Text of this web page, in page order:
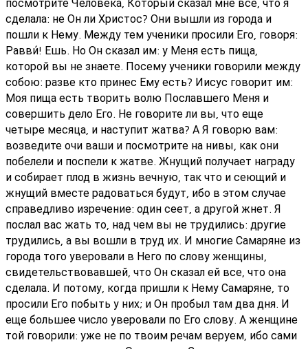
сделала: не Он ли Христос? Они вышли из города и
пошли к Нему. Между тем ученики просили Его, говоря:
Равви́! Ешь. Но Он сказал им: у Меня есть пища,
которой вы не знаете. Посему ученики говорили между
собою: разве кто принес Ему есть? Иисус говорит им:
Моя пища есть творить волю Пославшего Меня и
совершить дело Его. Не говорите ли вы, что еще
четыре месяца, и наступит жатва? А Я говорю вам:
возведите очи ваши и посмотрите на нивы, как они
побелели и поспели к жатве. Жнущий получает награду
и собирает плод в жизнь вечную, так что и сеющий и
жнущий вместе радоваться будут, ибо в этом случае
справедливо изречение: один сеет, а другой жнет. Я
послал вас жать то, над чем вы не трудились: другие
трудились, а вы вошли в труд их. И многие Самаряне из
города того уверовали в Него по слову женщины,
свидетельствовавшей, что Он сказал ей все, что она
сделала. И потому, когда пришли к Нему Самаряне, то
просили Его побыть у них; и Он пробыл там два дня. И
еще большее число уверовали по Его слову. А женщине
той говорили: уже не по твоим речам веруем, ибо сами